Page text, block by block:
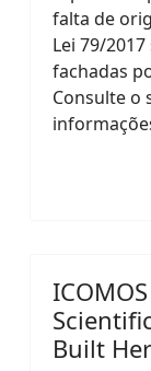
falta de
Lei 79/
fachadas
Consulte o
Built